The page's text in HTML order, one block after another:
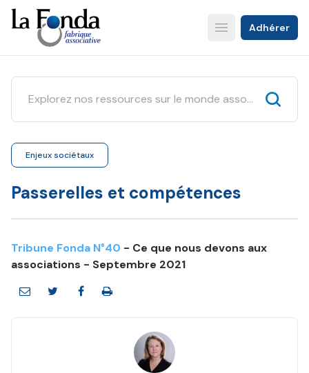
Aller
au
contenu
principal
Open main menu
Adhérer
Enjeux sociétaux
Passerelles et compétences
Tribune Fonda N°40 - Ce que nous devons aux
associations - Septembre 2021